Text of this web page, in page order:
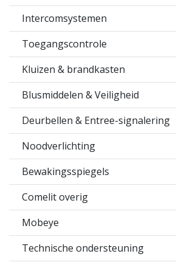
Intercomsystemen
Toegangscontrole
Kluizen & brandkasten
Blusmiddelen & Veiligheid
Deurbellen & Entree-signalering
Noodverlichting
Bewakingsspiegels
Comelit overig
Mobeye
Technische ondersteuning